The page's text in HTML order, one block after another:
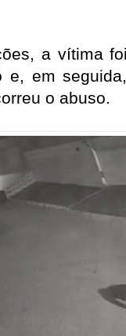
a vítima
e, em
o abuso.